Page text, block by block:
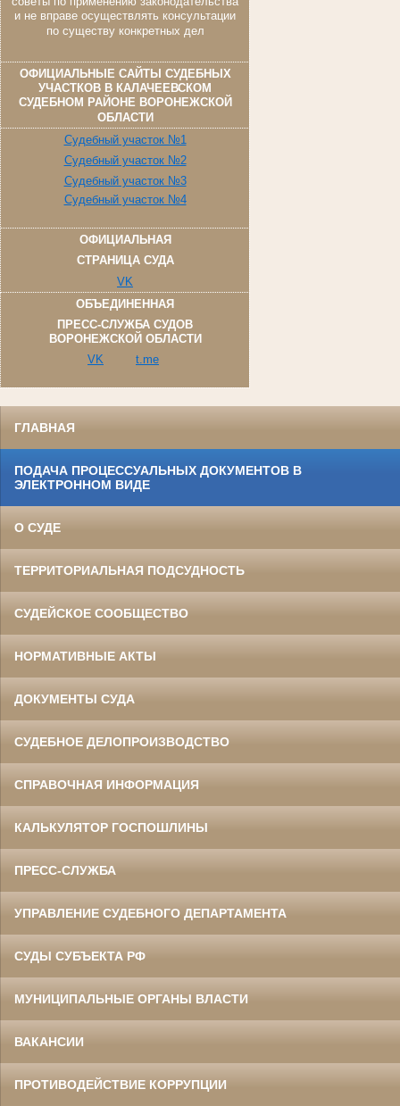
и не вправе осуществлять консультации
по существу конкретных дел
ОФИЦИАЛЬНЫЕ САЙТЫ СУДЕБНЫХ
УЧАСТКОВ В КАЛАЧЕЕВСКОМ
СУДЕБНОМ РАЙОНЕ ВОРОНЕЖСКОЙ
ОБЛАСТИ
Судебный участок №1
Судебный участок №2
Судебный участок №3
Судебный участок №4
ОФИЦИАЛЬНАЯ
СТРАНИЦА СУДА
VK
ОБЪЕДИНЕННАЯ
ПРЕСС-СЛУЖБА СУДОВ
ВОРОНЕЖСКОЙ ОБЛАСТИ
VK
t.me
ГЛАВНАЯ
ПОДАЧА ПРОЦЕССУАЛЬНЫХ ДОКУМЕНТОВ В
ЭЛЕКТРОННОМ ВИДЕ
О СУДЕ
ТЕРРИТОРИАЛЬНАЯ ПОДСУДНОСТЬ
СУДЕЙСКОЕ СООБЩЕСТВО
НОРМАТИВНЫЕ АКТЫ
ДОКУМЕНТЫ СУДА
СУДЕБНОЕ ДЕЛОПРОИЗВОДСТВО
СПРАВОЧНАЯ ИНФОРМАЦИЯ
КАЛЬКУЛЯТОР ГОСПОШЛИНЫ
ПРЕСС-СЛУЖБА
УПРАВЛЕНИЕ СУДЕБНОГО ДЕПАРТАМЕНТА
СУДЫ СУБЪЕКТА РФ
МУНИЦИПАЛЬНЫЕ ОРГАНЫ ВЛАСТИ
ВАКАНСИИ
ПРОТИВОДЕЙСТВИЕ КОРРУПЦИИ